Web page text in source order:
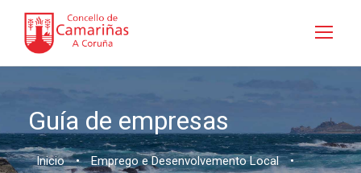
Guía de empresas
Inicio • Emprego e Desenvolvemento Local •